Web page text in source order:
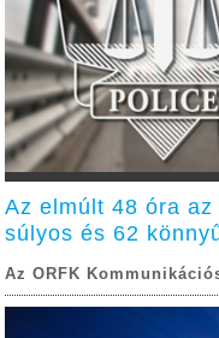
Az elmúlt 48 óra
súlyos és 62
Az ORFK